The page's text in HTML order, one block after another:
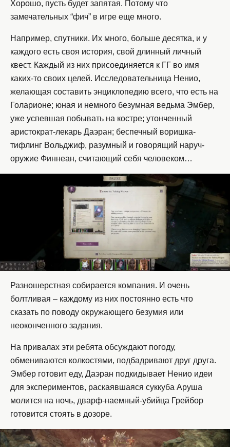
Хорошо, пусть будет запятая. Потому что
замечательных “фич” в игре еще много.
Например, спутники. Их много, больше десятка, и у
каждого есть своя история, свой длинный личный
квест. Каждый из них присоединяется к ГГ во имя
каких-то своих целей. Исследовательница Ненио,
желающая составить энциклопедию всего, что есть на
Голарионе; юная и немного безумная ведьма Эмбер,
уже успевшая побывать на костре; утонченный
аристократ-лекарь Даэран; беспечный воришка-
тифлинг Вольджиф, разумный и говорящий наруч-
оружие Финнеан, считающий себя человеком…
Разношерстная собирается компания. И очень
болтливая – каждому из них постоянно есть что
сказать по поводу окружающего безумия или
неоконченного задания.
На привалах эти ребята обсуждают погоду,
обмениваются колкостями, подбадривают друг друга.
Эмбер готовит еду, Даэран подкидывает Ненио идеи
для экспериментов, раскаявшаяся суккуба Аруша
молится на ночь, дварф-наемный-убийца Грейбор
готовится стоять в дозоре.